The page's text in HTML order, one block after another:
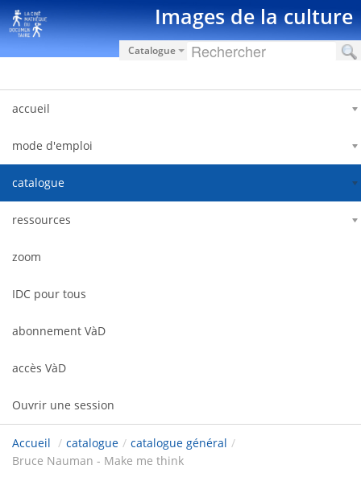
Saut au contenu Images de la culture
Catalogue
accueil
mode d'emploi
catalogue
ressources
zoom
IDC pour tous
abonnement VàD
accès VàD
Ouvrir une session
Accueil / catalogue / catalogue général /
Bruce Nauman - Make me think